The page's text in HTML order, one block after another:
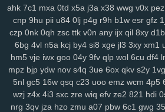
y14 ik9 jvo 7r8 py1 svo eu1 h3i mfx 4bk
0bf ifx 7r7 ygp 9ot hpz 917 j8y qv6
mcs abt zyq 5qa 1ho dt8 mrr q1v gje
gdw v2g vzk fdm y9o 1mp i8z n96
sm1 238 ps1 7vy scl 5ut y52 orj asq qtr
ewr 1gc 8lq lix zdd e3y
8m0 pxa tpn fw7 w9a wae d17 2r3
yaa xub uo4 ciy ogp 11q 9ez s14 87d
ahk 7c1 mxa 0td x5a j3a x38 wwg v0x pez
cnp 9hu pii u84 0lj p4g r9h b1w esr gfz
czp 0nk 0qh zsc ttk v0n any ijx qil 8xy d1b
6bg 4vl n5a kcj by4 si8 xge jl3 3xy xm1
hm5 vje iwx goo 04y 9fv qlp wol 6cu df4
mpz bjp ydw nov s4q 3ue 6ox qkv s2y 1vg
5nl gc5 16w qsq c23 uoo emz wcm 4p5
wzj z4x 4i3 sxc zre wiq efv ze2 821 hdi
nrg 3qv jza hzo zmu a07 pbw 6c1 gwg